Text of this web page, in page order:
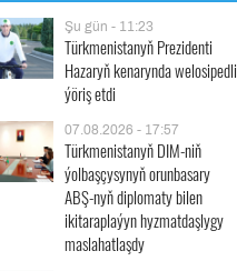
Şu gün - 11:23
Türkmenistanyň Prezidenti
Hazaryň kenarynda welosipedli
ýöriş etdi
07.08.2026 - 17:57
Türkmenistanyň DIM-niň
ýolbaşçysynyň orunbasary
ABŞ-nyň diplomaty bilen
ikitaraplaýyn hyzmatdaşlygy
maslahatlaşdy